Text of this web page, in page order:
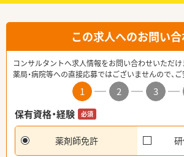
この求人へのお問い
コンサルタントへ求人情報をお問い合わせいただけ
薬局・病院等への直接応募ではございませんので、ご
1 2 3
保有資格・経験
必須
薬剤師免許